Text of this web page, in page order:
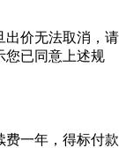
出价无法取消，请
您已同意上述规
费一年，得标付款